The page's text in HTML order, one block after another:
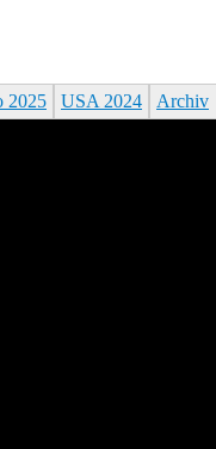
2025 USA 2024 Archiv